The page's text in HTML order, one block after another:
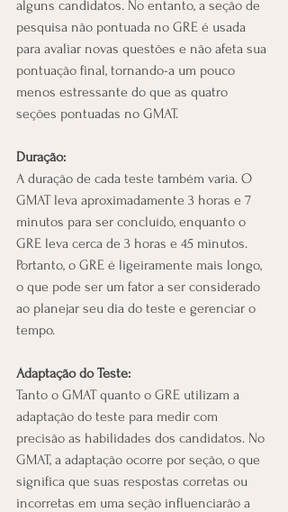
alguns candidatos. No entanto, a seção de
pesquisa não pontuada no GRE é usada
para avaliar novas questões e não afeta sua
pontuação final, tornando-a um pouco
menos estressante do que as quatro
seções pontuadas no GMAT.
Duração:
A duração de cada teste também varia. O
GMAT leva aproximadamente 3 horas e 7
minutos para ser concluído, enquanto o
GRE leva cerca de 3 horas e 45 minutos.
Portanto, o GRE é ligeiramente mais longo,
o que pode ser um fator a ser considerado
ao planejar seu dia do teste e gerenciar o
tempo.
Adaptação do Teste:
Tanto o GMAT quanto o GRE utilizam a
adaptação do teste para medir com
precisão as habilidades dos candidatos. No
GMAT, a adaptação ocorre por seção, o que
significa que suas respostas corretas ou
incorretas em uma seção influenciarão a